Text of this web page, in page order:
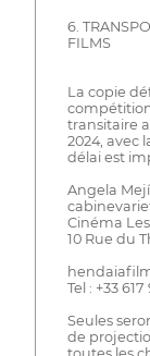
6.
FILMS
La copie
transitaire
2024, avec
délai est
Angela
Cinéma
10 Rue du
Tel : +33
Seules
de